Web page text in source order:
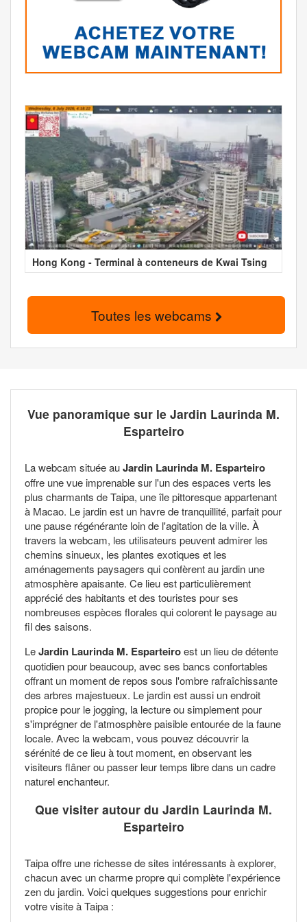
Hong Kong - Terminal à conteneurs de Kwai Tsing
Toutes les webcams
Vue panoramique sur le Jardin Laurinda M.
Esparteiro
La webcam située auJardin Laurinda M. Esparteiro
offre une vue imprenable sur l'un des espaces verts les
plus charmants de Taipa, une île pittoresque appartenant
à Macao. Le jardin est un havre de tranquillité, parfait pour
une pause régénérante loin de l'agitation de la ville. À
travers la webcam, les utilisateurs peuvent admirer les
chemins sinueux, les plantes exotiques et les
aménagements paysagers qui confèrent au jardin une
atmosphère apaisante. Ce lieu est particulièrement
apprécié des habitants et des touristes pour ses
nombreuses espèces florales qui colorent le paysage au
fil des saisons.
LeJardin Laurinda M. Esparteiroest un lieu de détente
quotidien pour beaucoup, avec ses bancs confortables
offrant un moment de repos sous l'ombre rafraîchissante
des arbres majestueux. Le jardin est aussi un endroit
propice pour le jogging, la lecture ou simplement pour
s'imprégner de l'atmosphère paisible entourée de la faune
locale. Avec la webcam, vous pouvez découvrir la
sérénité de ce lieu à tout moment, en observant les
visiteurs flâner ou passer leur temps libre dans un cadre
naturel enchanteur.
Que visiter autour du Jardin Laurinda M.
Esparteiro
Taipa offre une richesse de sites intéressants à explorer,
chacun avec un charme propre qui complète l'expérience
zen du jardin. Voici quelques suggestions pour enrichir
votre visite à Taipa :